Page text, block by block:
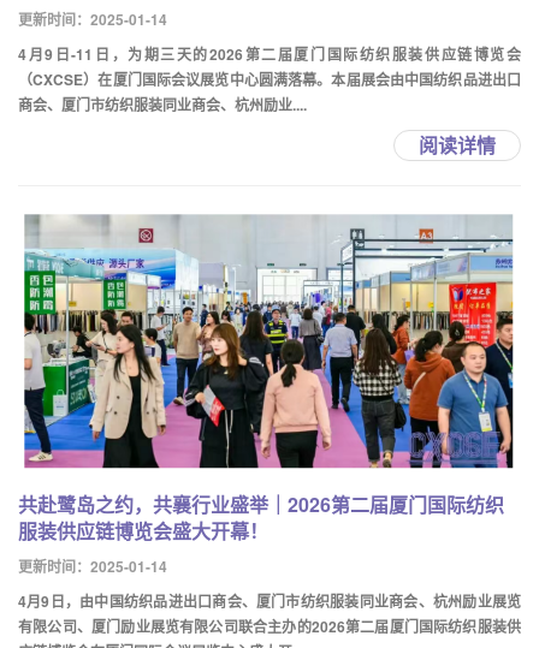
更新时间：2025-01-14
4月9日-11日，为期三天的2026第二届厦门国际纺织服装供应链博览会
（CXCSE）在厦门国际会议展览中心圆满落幕。本届展会由中国纺织品进出口
商会、厦门市纺织服装同业商会、杭州励业....
阅读详情
共赴鹭岛之约，共襄行业盛举｜2026第二届厦门国际纺织
服装供应链博览会盛大开幕！
更新时间：2025-01-14
4月9日，由中国纺织品进出口商会、厦门市纺织服装同业商会、杭州励业展览
有限公司、厦门励业展览有限公司联合主办的2026第二届厦门国际纺织服装供